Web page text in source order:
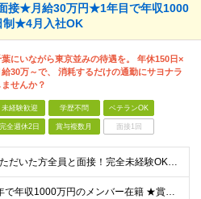
接★月給30万円★1年目で年収1000
★4月入社OK
葉にいながら東京並みの待遇を。 年休150日×
給30万～で、 消耗するだけの通勤にサヨナラ
ませんか？
未経験歓迎 学歴不問 ベテランOK
完全週休2日 賞与複数月 面接1回
＜応募いただいた方全員と面接！完全未経験OK＞ ★第二新卒・ブランクOK ★転職回数・スキル不問 ★学歴不問 ◎第二新卒も大歓迎 「新卒で入社したけど、環境が合わなくて早期に退職してしまった」 とい
★入社1年で年収1000万円のメンバー在籍 ★賞与だけで100万円以上の支給実績も ★月給30万円以上 月給30万円～50万円＋賞与年1回（最大3カ月分）＋インセンティブ＋各種手当 ※研修期間中は